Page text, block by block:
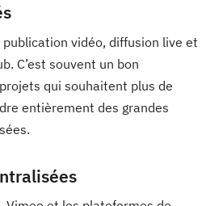
vidéo, diffusion live et
C’est souvent un bon
qui souhaitent plus de
entièrement des grandes